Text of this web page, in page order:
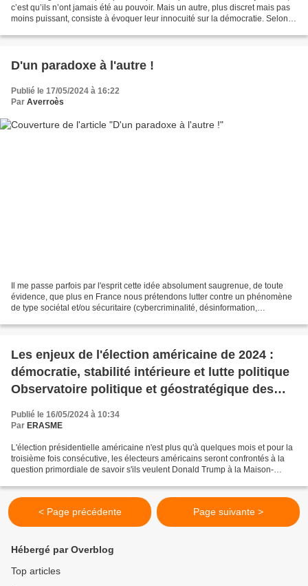
c’est qu’ils n’ont jamais été au pouvoir. Mais un autre, plus discret mais pas
moins puissant, consiste à évoquer leur innocuité sur la démocratie. Selon
D'un paradoxe à l'autre !
Publié le 17/05/2024 à 16:22
Par Averroès
Il me passe parfois par l'esprit cette idée absolument saugrenue, de toute
évidence, que plus en France nous prétendons lutter contre un phénomène
de type sociétal et/ou sécuritaire (cybercriminalité, désinformation,
Les enjeux de l'élection américaine de 2024 :
démocratie, stabilité intérieure et lutte politique
Observatoire politique et géostratégique des
États-Unis, par Lincoln Mitchell, analyste
politique, essayiste, enseignant à la Columbia
University
Publié le 16/05/2024 à 10:34
Par ERASME
L'élection présidentielle américaine n'est plus qu'à quelques mois et pour la
troisième fois consécutive, les électeurs américains seront confrontés à la
question primordiale de savoir s'ils veulent Donald Trump à la Maison-
< Page précédente Page suivante >
Hébergé par Overblog
Top articles